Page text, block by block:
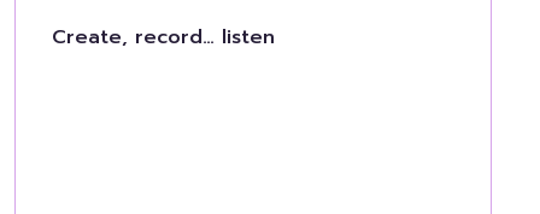
Create, record… listen